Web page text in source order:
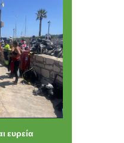
ευρεία